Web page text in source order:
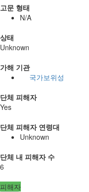
고문 형태
N/A
상태
Unknown
가해 기관
국가보위성
단체 피해자
Yes
단체 피해자 연령대
Unknown
단체 내 피해자 수
6
피해자